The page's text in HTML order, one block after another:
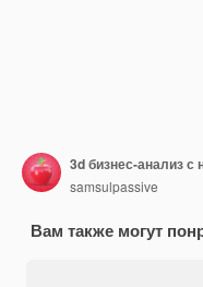
3d бизнес-анализ с
samsulpassive
Вам также могут